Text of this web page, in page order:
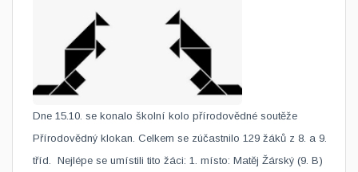
Dne 15.10. se konalo školní kolo přírodovědné soutěže
Přírodovědný klokan. Celkem se zúčastnilo 129 žáků z 8. a 9.
tříd. Nejlépe se umístili tito žáci: 1. místo: Matěj Žárský (9. B)